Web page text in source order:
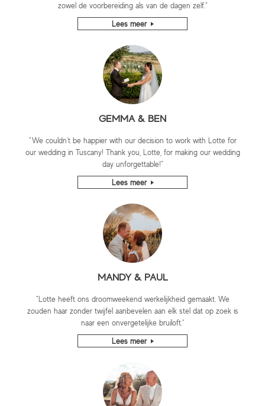
zowel de voorbereiding als van de dagen zelf.”
Lees meer
GEMMA & BEN
"We couldn’t be happier with our decision to work with Lotte for
our wedding in Tuscany! Thank you, Lotte, for making our wedding
day unforgettable!"
Lees meer
MANDY & PAUL
"Lotte heeft ons droomweekend werkelijkheid gemaakt. We
zouden haar zonder twijfel aanbevelen aan elk stel dat op zoek is
naar een onvergetelijke bruiloft."
Lees meer